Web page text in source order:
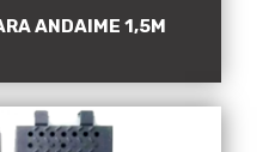
ANDAIME 1,5M